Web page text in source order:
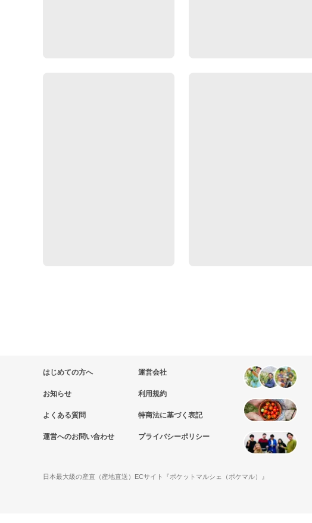
はじめての方へ
お知らせ
よくある質問
運営へのお問い合わせ
運営会社
利用規約
特商法に基づく表記
プライバシーポリシー
日本最大級の産直（産地直送）ECサイト『ポケットマルシェ（ポケマル）』